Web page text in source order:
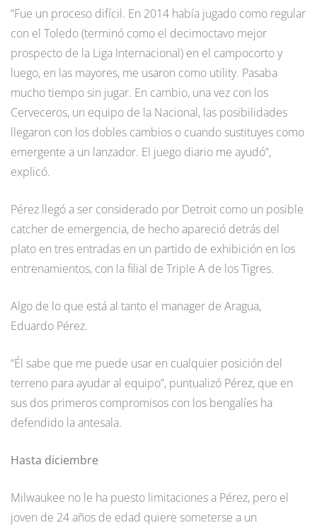
“Fue un proceso difícil. En 2014 había jugado como regular
con el Toledo (terminó como el decimoctavo mejor
prospecto de la Liga Internacional) en el campocorto y
luego, en las mayores, me usaron como utility. Pasaba
mucho tiempo sin jugar. En cambio, una vez con los
Cerveceros, un equipo de la Nacional, las posibilidades
llegaron con los dobles cambios o cuando sustituyes como
emergente a un lanzador. El juego diario me ayudó”,
explicó.
Pérez llegó a ser considerado por Detroit como un posible
catcher de emergencia, de hecho apareció detrás del
plato en tres entradas en un partido de exhibición en los
entrenamientos, con la filial de Triple A de los Tigres.
Algo de lo que está al tanto el manager de Aragua,
Eduardo Pérez.
“Él sabe que me puede usar en cualquier posición del
terreno para ayudar al equipo”, puntualizó Pérez, que en
sus dos primeros compromisos con los bengalíes ha
defendido la antesala.
Hasta diciembre
Milwaukee no le ha puesto limitaciones a Pérez, pero el
joven de 24 años de edad quiere someterse a un